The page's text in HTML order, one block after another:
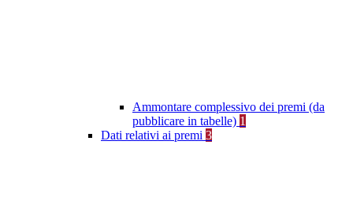
Ammontare complessivo dei premi (da
pubblicare in tabelle) 1
Dati relativi ai premi 3